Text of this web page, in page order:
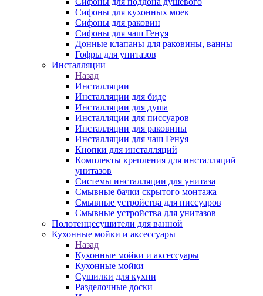
Сифоны для кухонных моек
Сифоны для раковин
Сифоны для чаш Генуя
Донные клапаны для раковины, ванны
Гофры для унитазов
Инсталляции
Назад
Инсталляции
Инсталляции для биде
Инсталляции для душа
Инсталляции для писсуаров
Инсталляции для раковины
Инсталляции для чаш Генуя
Кнопки для инсталляций
Комплекты крепления для инсталляций
унитазов
Системы инсталляции для унитаза
Смывные бачки скрытого монтажа
Смывные устройства для писсуаров
Смывные устройства для унитазов
Полотенцесушители для ванной
Кухонные мойки и аксессуары
Назад
Кухонные мойки и аксессуары
Кухонные мойки
Сушилки для кухни
Разделочные доски